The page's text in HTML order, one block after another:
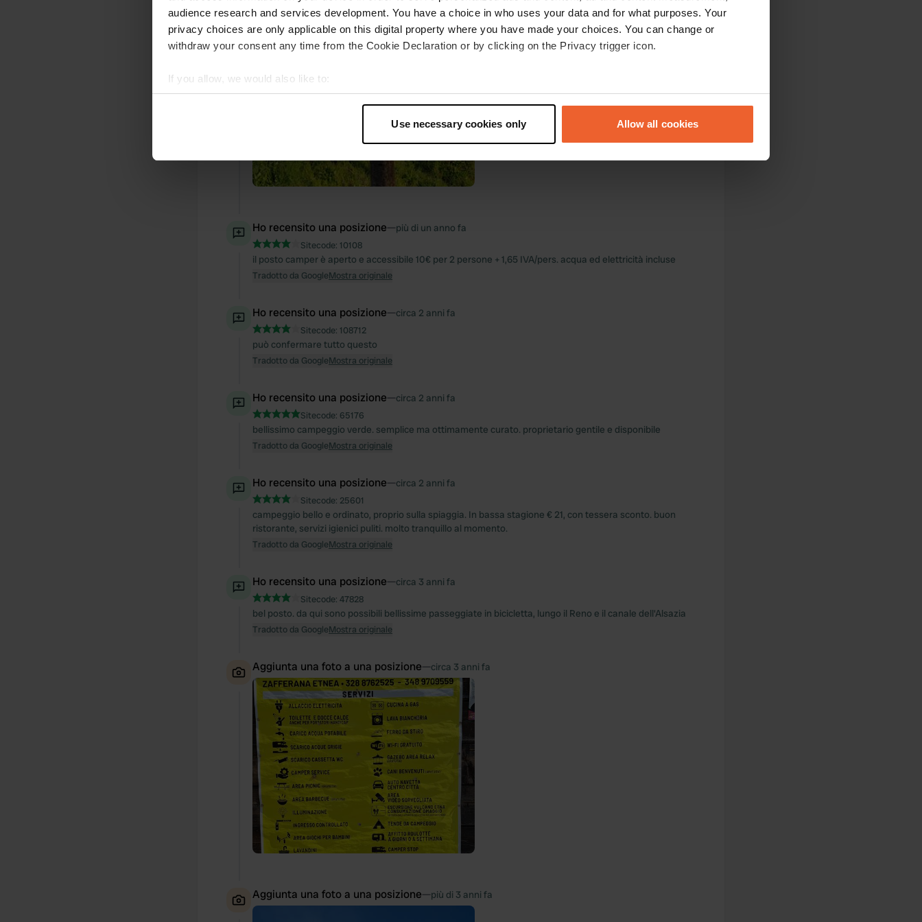
audience research and services development. You have a choice in who uses your data and for what purposes. Your
privacy choices are only applicable on this digital property where you have made your choices. You can change or
withdraw your consent any time from the Cookie Declaration or by clicking on the Privacy trigger icon.
If you allow, we would also like to:
Collect information about your geographical location which can be accurate to within several meters
Find out more about how your personal data is processed and set your preferences in the
We use cookies to personalise content and ads, to provide social media features and to analyse our traffic. We also share
information about your use of our site with our social media, advertising and analytics partners who may combine it with
Use necessary cookies only Allow all cookies
Ho recensito una posizione—più di un anno fa
Sitecode: 10108
il posto camper è aperto e accessibile 10€ per 2 persone + 1,65 IVA/pers. acqua ed elettricità incluse
Tradotto da GoogleMostra originale
Ho recensito una posizione—circa 2 anni fa
Sitecode: 108712
può confermare tutto questo
Tradotto da GoogleMostra originale
Ho recensito una posizione—circa 2 anni fa
Sitecode: 65176
bellissimo campeggio verde. semplice ma ottimamente curato. proprietario gentile e disponibile
Tradotto da GoogleMostra originale
Ho recensito una posizione—circa 2 anni fa
Sitecode: 25601
campeggio bello e ordinato, proprio sulla spiaggia. In bassa stagione € 21, con tessera sconto. buon
ristorante, servizi igienici puliti. molto tranquillo al momento.
Tradotto da GoogleMostra originale
Ho recensito una posizione—circa 3 anni fa
Sitecode: 47828
bel posto. da qui sono possibili bellissime passeggiate in bicicletta, lungo il Reno e il canale dell'Alsazia
Tradotto da GoogleMostra originale
Aggiunta una foto a una posizione—circa 3 anni fa
Aggiunta una foto a una posizione—più di 3 anni fa